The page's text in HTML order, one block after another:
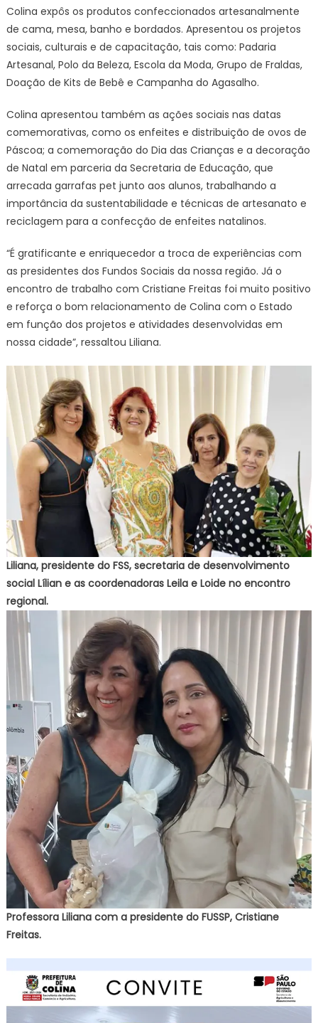
Colina expôs os produtos confeccionados artesanalmente
de cama, mesa, banho e bordados. Apresentou os projetos
sociais, culturais e de capacitação, tais como: Padaria
Artesanal, Polo da Beleza, Escola da Moda, Grupo de Fraldas,
Doação de Kits de Bebê e Campanha do Agasalho.
Colina apresentou também as ações sociais nas datas
comemorativas, como os enfeites e distribuição de ovos de
Páscoa; a comemoração do Dia das Crianças e a decoração
de Natal em parceria da Secretaria de Educação, que
arrecada garrafas pet junto aos alunos, trabalhando a
importância da sustentabilidade e técnicas de artesanato e
reciclagem para a confecção de enfeites natalinos.
“É gratificante e enriquecedor a troca de experiências com
as presidentes dos Fundos Sociais da nossa região. Já o
encontro de trabalho com Cristiane Freitas foi muito positivo
e reforça o bom relacionamento de Colina com o Estado
em função dos projetos e atividades desenvolvidas em
nossa cidade”, ressaltou Liliana.
Liliana, presidente do FSS, secretaria de desenvolvimento
social Lílian e as coordenadoras Leila e Loide no encontro
regional.
Professora Liliana com a presidente do FUSSP, Cristiane
Freitas.